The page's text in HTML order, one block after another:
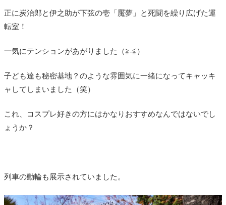
正に炭治郎と伊之助が下弦の壱「魘夢」と死闘を繰り広げた運
転室！
一気にテンションがあがりました（≧-≦）
子ども達も秘密基地？のような雰囲気に一緒になってキャッキ
ャしてしまいました（笑）
これ、コスプレ好きの方にはかなりおすすめなんではないでし
ょうか？
列車の動輪も展示されていました。